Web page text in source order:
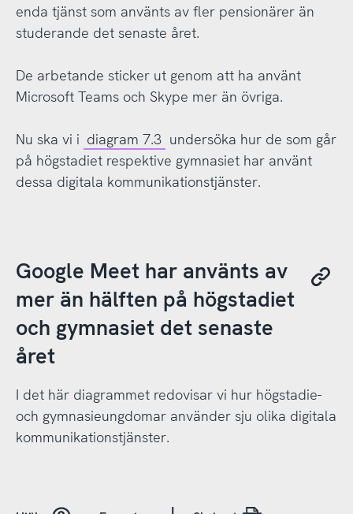
enda tjänst som använts av fler pensionärer än
studerande det senaste året.
De arbetande sticker ut genom att ha använt
Microsoft Teams och Skype mer än övriga.
Nu ska vi i diagram 7.3 undersöka hur de som går
på högstadiet respektive gymnasiet har använt
dessa digitala kommunikationstjänster.
Google Meet har använts av
mer än hälften på högstadiet
och gymnasiet det senaste
året
I det här diagrammet redovisar vi hur högstadie-
och gymnasieungdomar använder sju olika digitala
kommunikationstjänster.